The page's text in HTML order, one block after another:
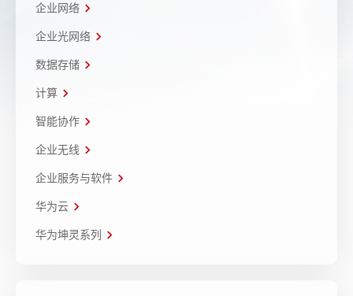
企业网络
企业光网络
数据存储
计算
智能协作
企业无线
企业服务与软件
华为云
华为坤灵系列